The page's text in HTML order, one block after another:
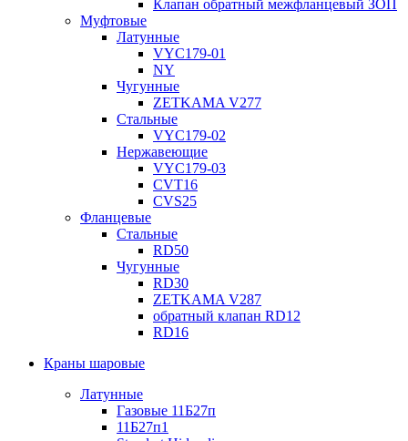
Клапан обратный межфланцевый ЗОП
Муфтовые
Латунные
VYC179-01
NY
Чугунные
ZETKAMA V277
Стальные
VYC179-02
Нержавеющие
VYC179-03
CVT16
CVS25
Фланцевые
Стальные
RD50
Чугунные
RD30
ZETKAMA V287
обратный клапан RD12
RD16
Краны шаровые
Латунные
Газовые 11Б27п
11Б27п1